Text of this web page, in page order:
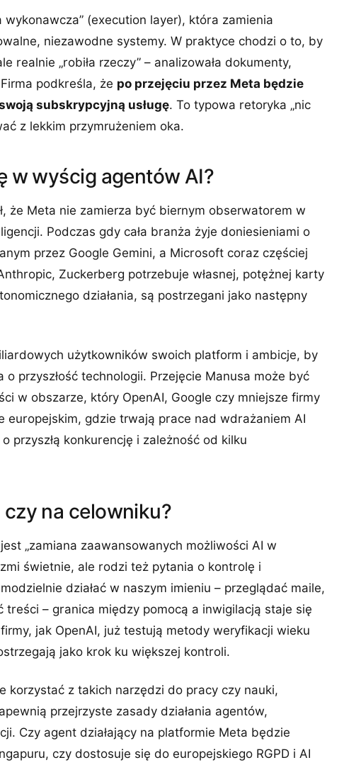
(execution layer), która zamienia
niezawodne systemy. W praktyce chodzi o to, by
realnie „robiła rzeczy” – analizowała dokumenty,
podkreśla, że po przejęciu przez Meta będzie
subskrypcyjną usługę. To typowa retoryka „nic
z lekkim przymrużeniem oka.
w wyścig agentów AI?
że Meta nie zamierza być biernym obserwatorem w
Podczas gdy cała branża żyje doniesieniami o
przez Google Gemini, a Microsoft coraz częściej
Zuckerberg potrzebuje własnej, potężnej karty
działania, są postrzegani jako następny
użytkowników swoich platform i ambicje, by
przyszłość technologii. Przejęcie Manusa może być
w obszarze, który OpenAI, Google czy mniejsze firmy
europejskim, gdzie trwają prace nad wdrażaniem AI
przyszłą konkurencję i zależność od kilku
na celowniku?
„zamiana zaawansowanych możliwości AI w
świetnie, ale rodzi też pytania o kontrolę i
działać w naszym imieniu – przeglądać maile,
– granica między pomocą a inwigilacją staje się
jak OpenAI, już testują metody weryfikacji wieku
jako krok ku większej kontroli.
korzystać z takich narzędzi do pracy czy nauki,
przejrzyste zasady działania agentów,
Czy agent działający na platformie Meta będzie
czy dostosuje się do europejskiego RGPD i AI